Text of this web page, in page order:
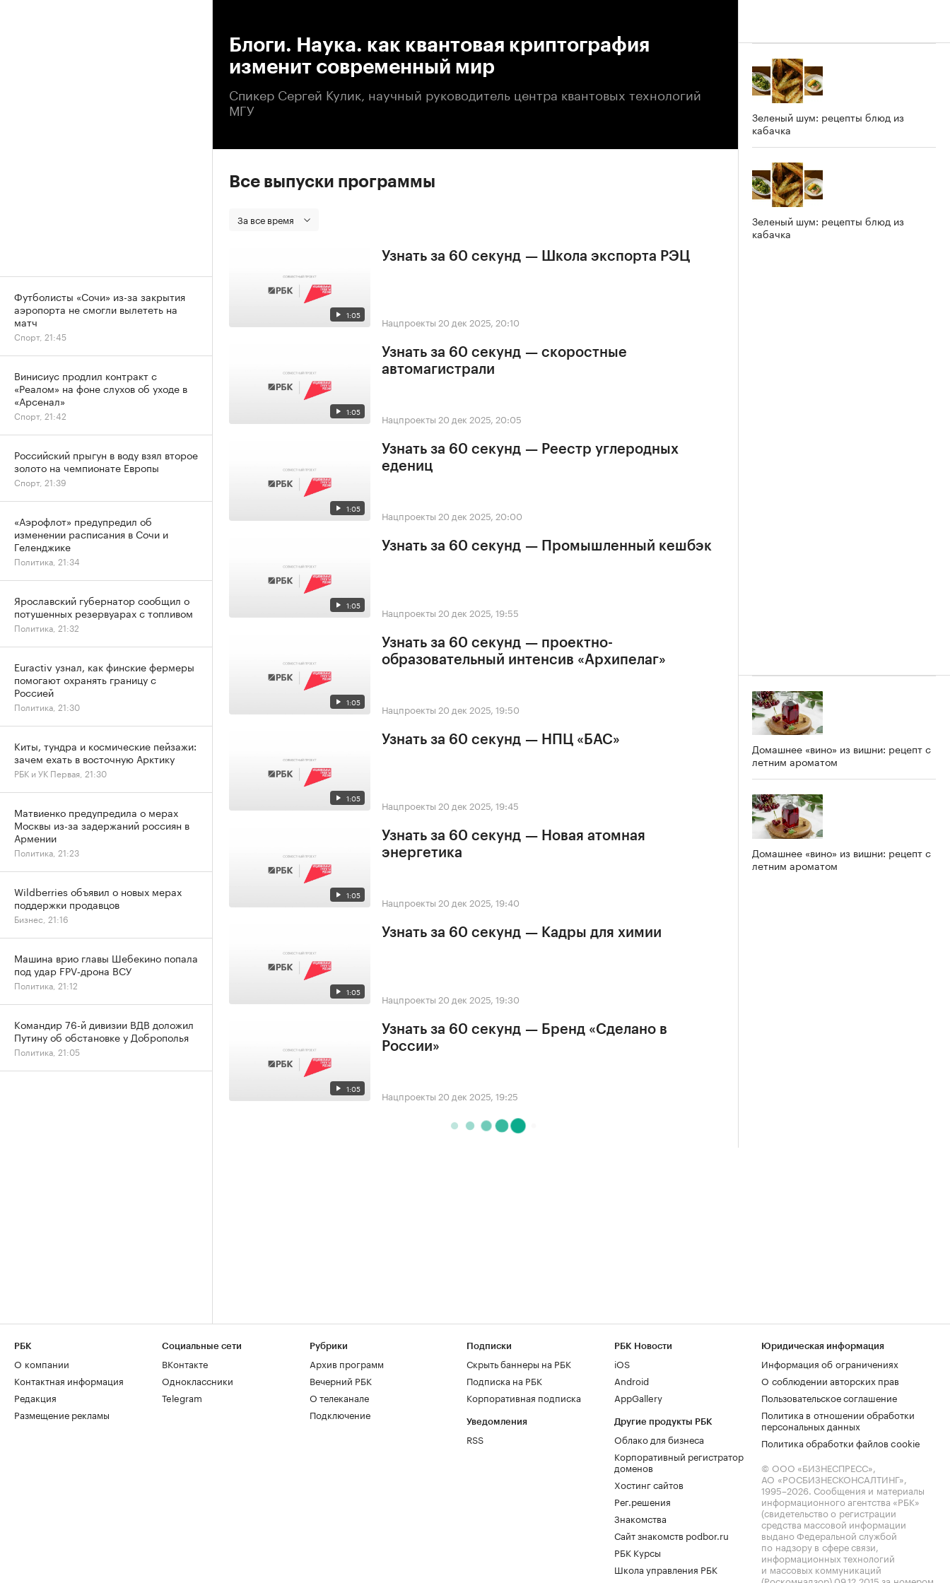
Блоги. Наука. как квантовая криптография
изменит современный мир
Спикер Сергей Кулик, научный руководитель центра квантовых технологий
МГУ
Все выпуски программы
За все время
1:05
Узнать за 60 секунд — Школа экспорта РЭЦ
Нацпроекты 20 дек 2025, 20:10
1:05
Узнать за 60 секунд — скоростные
автомагистрали
Нацпроекты 20 дек 2025, 20:05
1:05
Узнать за 60 секунд — Реестр углеродных
едениц
Нацпроекты 20 дек 2025, 20:00
1:05
Узнать за 60 секунд — Промышленный кешбэк
Нацпроекты 20 дек 2025, 19:55
1:05
Узнать за 60 секунд — проектно-
образовательный интенсив «Архипелаг»
Нацпроекты 20 дек 2025, 19:50
1:05
Узнать за 60 секунд — НПЦ «БАС»
Нацпроекты 20 дек 2025, 19:45
1:05
Узнать за 60 секунд — Новая атомная
энергетика
Нацпроекты 20 дек 2025, 19:40
1:05
Узнать за 60 секунд — Кадры для химии
Нацпроекты 20 дек 2025, 19:30
1:05
Узнать за 60 секунд — Бренд «Сделано в
России»
Нацпроекты 20 дек 2025, 19:25
Зеленый шум: рецепты блюд из
кабачка
Зеленый шум: рецепты блюд из
кабачка
Домашнее «вино» из вишни: рецепт с
летним ароматом
Домашнее «вино» из вишни: рецепт с
летним ароматом
Футболисты «Сочи» из-за закрытия
аэропорта не смогли вылететь на
матч
Спорт, 21:45
Винисиус продлил контракт с
«Реалом» на фоне слухов об уходе в
«Арсенал»
Спорт, 21:42
Российский прыгун в воду взял второе
золото на чемпионате Европы
Спорт, 21:39
«Аэрофлот» предупредил об
изменении расписания в Сочи и
Геленджике
Политика, 21:34
Ярославский губернатор сообщил о
потушенных резервуарах с топливом
Политика, 21:32
Euractiv узнал, как финские фермеры
помогают охранять границу с
Россией
Политика, 21:30
Киты, тундра и космические пейзажи:
зачем ехать в восточную Арктику
РБК и УК Первая, 21:30
Матвиенко предупредила о мерах
Москвы из-за задержаний россиян в
Армении
Политика, 21:23
Wildberries объявил о новых мерах
поддержки продавцов
Бизнес, 21:16
Машина врио главы Шебекино попала
под удар FPV‑дрона ВСУ
Политика, 21:12
Командир 76-й дивизии ВДВ доложил
Путину об обстановке у Доброполья
Политика, 21:05
РБК
О компании
Контактная информация
Редакция
Размещение рекламы
Социальные сети
ВКонтакте
Одноклассники
Telegram
Рубрики
Архив программ
Вечерний РБК
О телеканале
Подключение
Подписки
Скрыть баннеры на РБК
Подписка на РБК
Корпоративная подписка
Уведомления
RSS
РБК Новости
iOS
Android
AppGallery
Другие продукты РБК
Облако для бизнеса
Корпоративный регистратор
доменов
Хостинг сайтов
Рег.решения
Знакомства
Сайт знакомств podbor.ru
РБК Курсы
Школа управления РБК
Юридическая информация
Информация об ограничениях
О соблюдении авторских прав
Пользовательское соглашение
Политика в отношении обработки
персональных данных
Политика обработки файлов cookie
© ООО «БИЗНЕСПРЕСС»,
АО «РОСБИЗНЕСКОНСАЛТИНГ»,
1995–2026. Сообщения и материалы
информационного агентства «РБК»
(свидетельство о регистрации
средства массовой информации
выдано Федеральной службой
по надзору в сфере связи,
информационных технологий
и массовых коммуникаций
(Роскомнадзор) 09.12.2015 за номером